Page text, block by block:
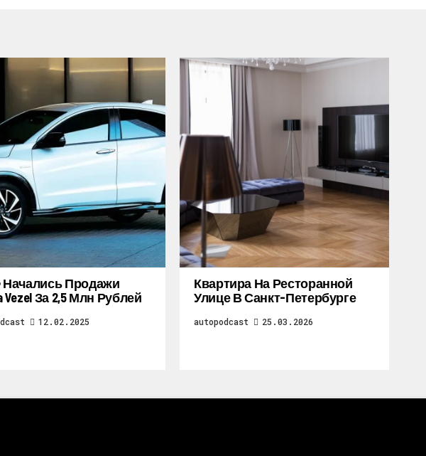
Продажи
Vezel За 2,5 Млн Рублей
12.02.2025
Квартира На Ресторанной
Улице В Санкт-Петербурге
autopodcast 25.03.2026